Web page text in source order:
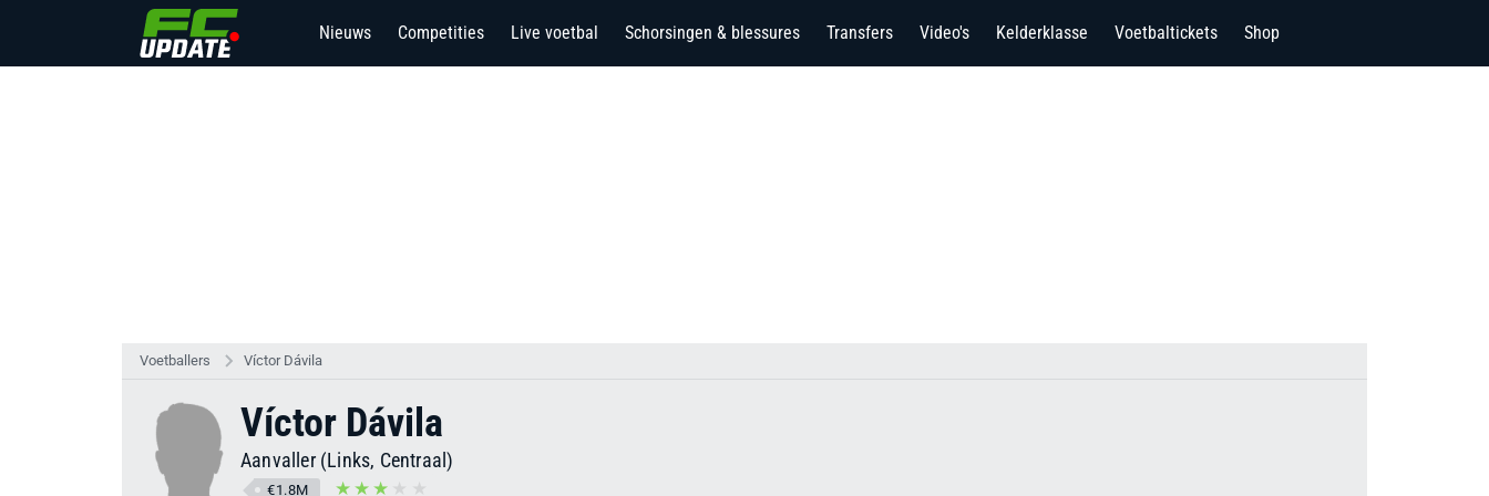
Nieuws Competities Live voetbal Schorsingen & blessures Transfers Video's Kelderklasse Voetbaltickets Shop
Voetballers Víctor Dávila
Víctor Dávila
Aanvaller (Links, Centraal)
€1.8M